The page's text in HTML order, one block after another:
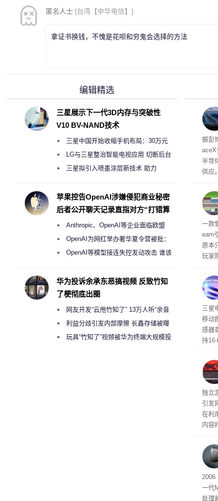
匿名人士 [台湾【中华电信】]
拿证书换钱，不愧是花呗和穷鬼会选择的方法
电
据彭
aceX
半导
供应
开
取“
的
全
一款
eam
原本
玩家
入
传
三星
移动
感器
持
文
独立
引发
在利
内容
有
2006
一代
处理
编辑精选
三星展示下一代3D内存与突破性
V10 BV-NAND技术
三星中国开始收缩手机布局：30万元
月销售额不达标门店 将被逐步清退
LG与三星整治智能电视应用 切断后台
偷偷共享带宽的违规行为
三星拟引入喷墨涂层新技术 助力
度
苹果控告OpenAI涉嫌侵犯商业秘密
后者公开聊天记录直指对方“打错算
Anthropic、OpenAI等企业面临欧盟
《人工智能法案》全新执法权限审查
OpenAI为网红举办奢华夏令营被批：
2000美元一晚 遭讽“反乌托邦”
OpenAI等模型接连失控发动攻击 谁该
华为投诉余承东恶搞视频 反致竹知
了梗彻底出圈
网友开发“云甩竹知了” 13万人听“余音
绕梁”利益分歧引发内部摩擦 长鑫存储被曝
曾将华为驻场工程师驱逐出研发基地
玩具“竹知了”视频被华为终端大规模投